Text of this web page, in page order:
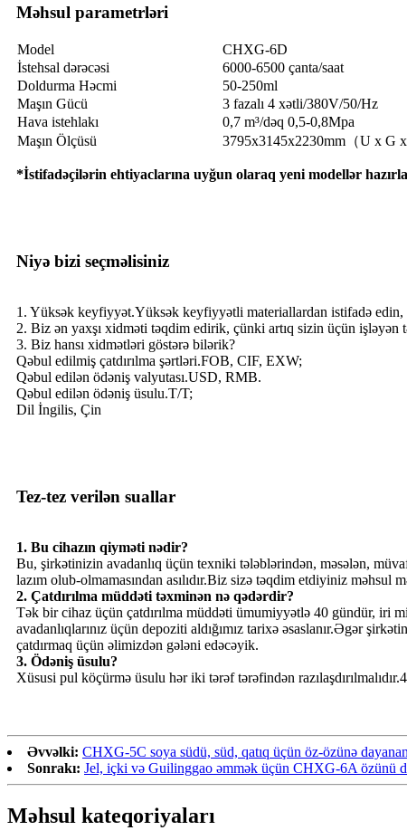
Məhsul parametrləri
Model
CHXG-6D
İstehsal dərəcəsi
6000-6500 çanta/saat
Doldurma Həcmi
50-250ml
Maşın Gücü
3 fazalı 4 xətli/380V/50/Hz
Hava istehlakı
0,7 m³/dəq 0,5-0,8Mpa
Maşın Ölçüsü
3795x3145x2230mm（U x G x
*İstifadəçilərin ehtiyaclarına uyğun olaraq yeni modellər
Niyə bizi seçməlisiniz
1. Yüksək keyfiyyət.Yüksək keyfiyyətli materiallardan istifadə edin,
2. Biz ən yaxşı xidməti təqdim edirik, çünki artıq sizin üçün işləyən
3. Biz hansı xidmətləri göstərə bilərik?
Qəbul edilmiş çatdırılma şərtləri.FOB, CIF, EXW;
Qəbul edilən ödəniş valyutası.USD, RMB.
Qəbul edilən ödəniş üsulu.T/T;
Dil İngilis, Çin
Tez-tez verilən suallar
1. Bu cihazın qiyməti nədir?
Bu, şirkətinizin avadanlıq üçün texniki tələblərindən, məsələn,
lazım olub-olmamasından asılıdır.Biz sizə təqdim etdiyiniz məhsul
2. Çatdırılma müddəti təxminən nə qədərdir?
Tək bir cihaz üçün çatdırılma müddəti ümumiyyətlə 40 gündür, iri
avadanlıqlarınız üçün depoziti aldığımız tarixə əsaslanır.Əgər
çatdırmaq üçün əlimizdən gələni edəcəyik.
3. Ödəniş üsulu?
Xüsusi pul köçürmə üsulu hər iki tərəf tərəfindən
Əvvəlki: CHXG-5C soya südü, süd, qatıq üçün öz-özünə
Sonrakı: Jel, içki və Guilinggao əmmək üçün CHXG-6A özünü
Məhsul kateqoriyaları